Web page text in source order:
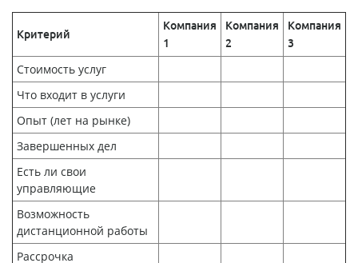
Критерий
Компания
1
Компания
2
Компания
3
Стоимость услуг
Что входит в услуги
Опыт (лет на рынке)
Завершенных дел
Есть ли свои
управляющие
Возможность
дистанционной работы
Рассрочка